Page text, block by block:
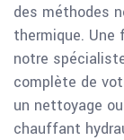
des méthodes
thermique.
notre
complète de
un nettoyage
chauffant